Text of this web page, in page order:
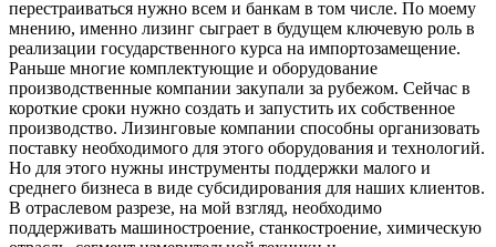
перестраиваться нужно всем и банкам в том числе. По моему
мнению, именно лизинг сыграет в будущем ключевую роль в
реализации государственного курса на импортозамещение.
Раньше многие комплектующие и оборудование
производственные компании закупали за рубежом. Сейчас в
короткие сроки нужно создать и запустить их собственное
производство. Лизинговые компании способны организовать
поставку необходимого для этого оборудования и технологий.
Но для этого нужны инструменты поддержки малого и
среднего бизнеса в виде субсидирования для наших клиентов.
В отраслевом разрезе, на мой взгляд, необходимо
поддерживать машиностроение, станкостроение, химическую